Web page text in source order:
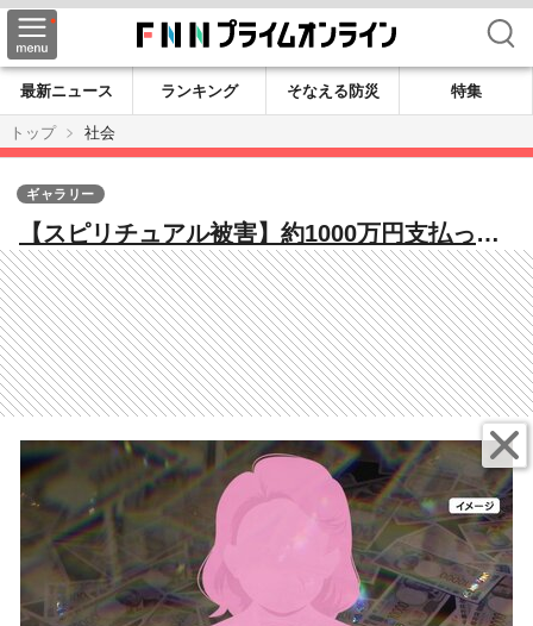
検索
最新ニュース ランキング そなえる防災
特集
トップ
社会
【スピリチュアル被害】約1000万円支払った
女性を取材…専門家「出費を無駄にしたくな
いサンクコスト効果」言葉巧みに占い有料メ
ールへ誘導
ギャラリー